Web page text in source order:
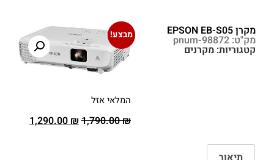
מקרן EPSON EB-S05
מק"ט: pnum-98872
קטגוריות: מקרנים
מבצע!
המלאי אזל
₪
1,790.00
₪
1,290.00